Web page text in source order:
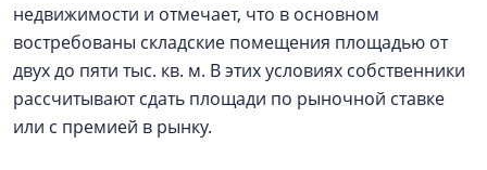
недвижимости и отмечает, что в основном
востребованы складские помещения площадью от
двух до пяти тыс. кв. м. В этих условиях собственники
рассчитывают сдать площади по рыночной ставке
или с премией в рынку.